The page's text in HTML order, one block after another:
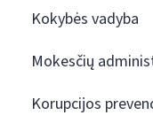
Kokybės vadyba
Mokesčių
Korupcijos